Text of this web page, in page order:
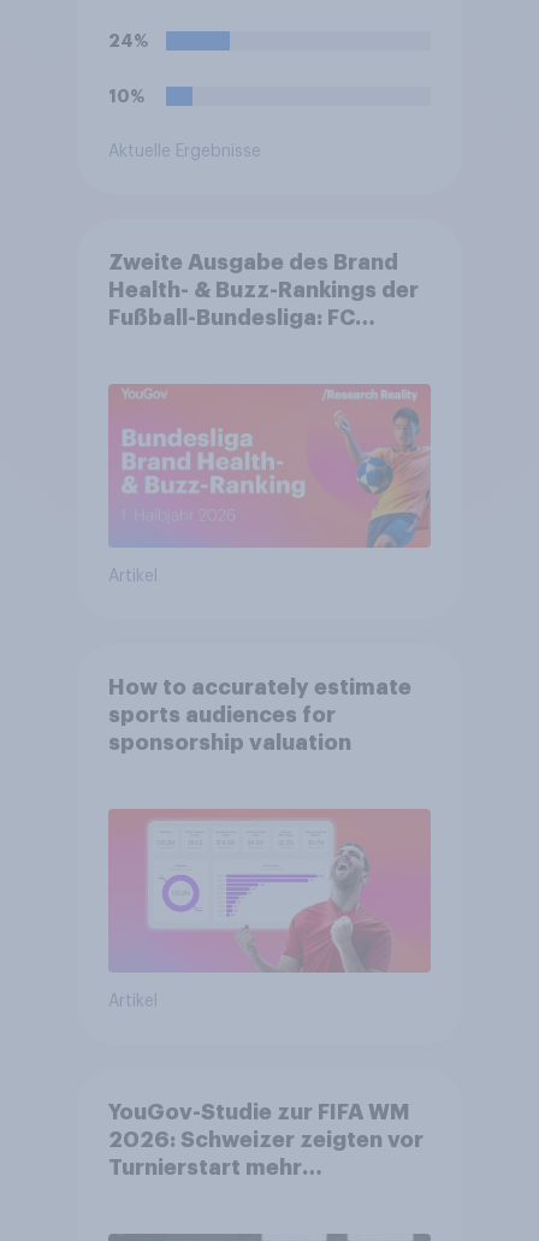
wird?
24%
10%
Aktuelle Ergebnisse
Zweite Ausgabe des Brand
Health- & Buzz-Rankings der
Fußball-Bundesliga: FC
Artikel
How to accurately estimate
sports audiences for
sponsorship valuation
Artikel
YouGov-Studie zur FIFA WM
2026: Schweizer zeigten vor
Turnierstart mehr